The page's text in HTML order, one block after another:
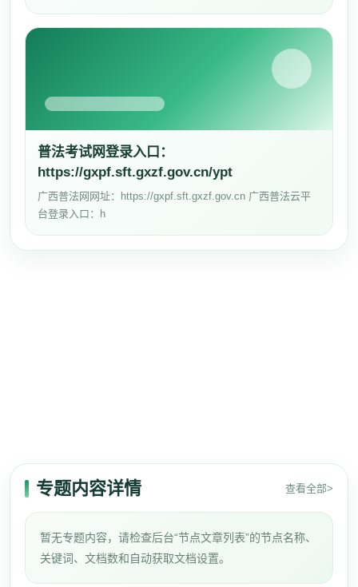
普法考试网登录入口：
https://gxpf.sft.gxzf.gov.cn/ypt
广西普法网网址：https://gxpf.sft.gxzf.gov.cn 广西普法云平
台登录入口：h
专题内容详情 查看全部>
暂无专题内容，请检查后台“节点文章列表”的节点名称、
关键词、文档数和自动获取文档设置。